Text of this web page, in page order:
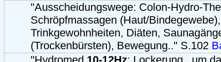
"Ausscheidungswege: Colon-Hydro-
Schröpfmassagen (Haut/Bindegewebe),
Trinkgewohnheiten, Diäten,
(Trockenbürsten), Bewegung.." S.102